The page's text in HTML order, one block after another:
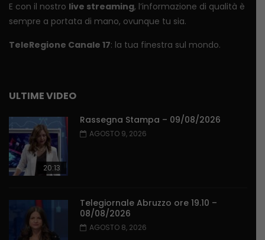
E con il nostro live streaming, l’informazione di qualità è
sempre a portata di mano, ovunque tu sia.
TeleRegione Canale 17: la tua finestra sul mondo.
ULTIME VIDEO
20:13
Rassegna Stampa – 09/08/2026
AGOSTO 9, 2026
Telegiornale Abruzzo ore 19.10 –
08/08/2026
AGOSTO 8, 2026